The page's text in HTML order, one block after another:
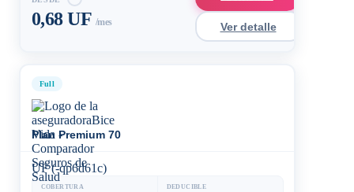
0,68 UF /mes Ver detalle
Full
Plan Premium 70
UF (-qp6d61c)
COBERTURA DEDUCIBLE